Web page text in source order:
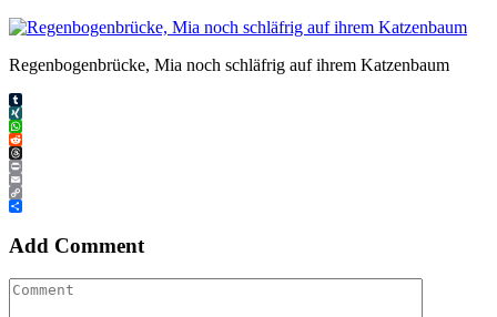
Regenbogenbrücke, Mia noch schläfrig auf ihrem Katzenbaum
Tumblr
XING
WhatsApp
Reddit
Threads
Print
Email
Copy
Link
Teilen
Add Comment